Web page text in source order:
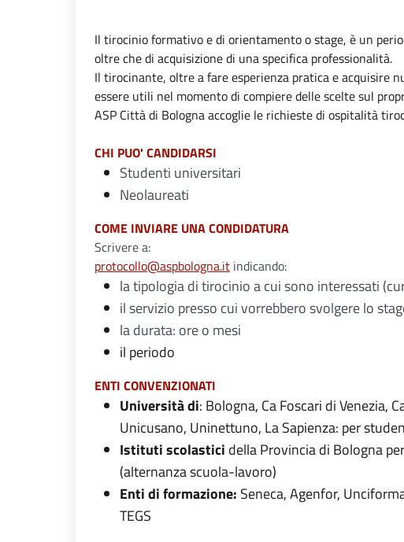
Il tirocinio formativo e di orientamento o stage, è un
oltre che di acquisizione di una specifica professionalità.
Il tirocinante, oltre a fare esperienza pratica e acquisire
essere utili nel momento di compiere delle scelte sul
ASP Città di Bologna accoglie le richieste di ospitalità
CHI PUO' CANDIDARSI
Studenti universitari
Neolaureati
COME INVIARE UNA CONDIDATURA
Scrivere a:
protocollo@aspbologna.it indicando:
la tipologia di tirocinio a cui sono interessati
il servizio presso cui vorrebbero svolgere lo
la durata: ore o mesi
il periodo
ENTI CONVENZIONATI
Università di: Bologna, Ca Foscari di Venezia,
Unicusano, Uninettuno, La Sapienza: per
Istituti scolastici della Provincia di Bologna
(alternanza scuola-lavoro)
Enti di formazione: Seneca, Agenfor,
TEGS